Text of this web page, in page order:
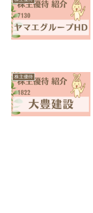
株主優待